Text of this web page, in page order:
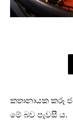
කතානායක කරූ
මේ බව පැවසී ය.